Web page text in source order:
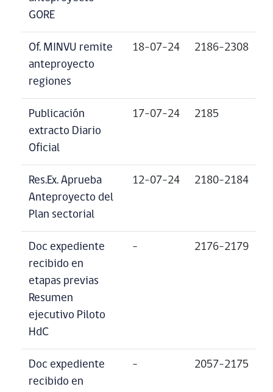
GORE
Of. MINVU remite
anteproyecto
regiones
18-07-24 2186-2308
Publicación
extracto Diario
Oficial
17-07-24 2185
Res.Ex. Aprueba
Anteproyecto del
Plan sectorial
12-07-24 2180-2184
Doc expediente
recibido en
etapas previas
Resumen
ejecutivo Piloto
HdC
– 2176-2179
Doc expediente
recibido en
– 2057-2175